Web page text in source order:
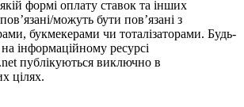
формі оплату ставок та інших
можуть бути пов’язані з
букмекерами чи тоталізаторами. Будь-
на інформаційному ресурсі
публікуються виключно в
цілях.